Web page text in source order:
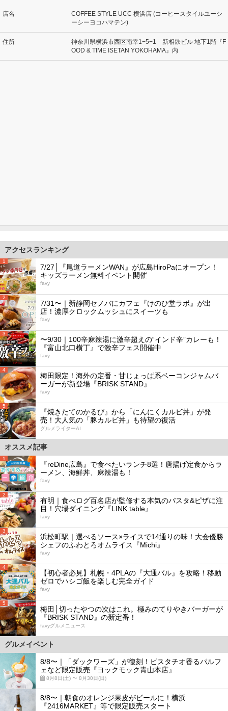
店名
COFFEE STYLE UCC 横浜店 (コーヒースタイルユーシ
ーシーヨコハマテン)
住所
神奈川県横浜市西区南幸1−5−1 新相鉄ビル 地下1階『F
OOD & TIME ISETAN YOKOHAMA』内
アクセスランキング
1
7/27│『尾道ラーメンWAN』が広島HiroPaにオープン！
キッズラーメン無料イベント開催
favy
2
7/31〜｜新静岡セノバにカフェ『けのひ堂ラボ』が出
店！濃厚クロックムッシュにスイーツも
favy
3
〜9/30｜100辛麻辣湯に激辛超えの“インド辛”カレーも！
『富山北口横丁』で激辛フェス開催中
favy
4
梅田限定！海外の定番・甘じょっぱ系ベーコンジャムバ
ーガーが新登場『BRISK STAND』
favy
5
『焼きたてのかるび』から「にんにくカルビ丼」が発
売！大人気の「豚カルビ丼」も待望の復活
グルメライターAI
オススメ記事
1
『reDine広島』で食べたいランチ8選！唐揚げ定食からラ
ーメン、海鮮丼、麻辣湯も！
favy
2
有明｜食べログ百名店が監修する本気のパスタ&ピザに注
目！穴場ダイニング『LINK table』
favy
3
浜松町駅｜選べるソース×ライスで14通りの味！大会優勝
シェフのふわとろオムライス『Michi』
favy
4
【初心者必見】札幌・4PLAの『大通バル』を攻略！移動
ゼロでハシゴ飯を楽しむ完全ガイド
favy
5
梅田│切ったやつの次はこれ。極みのてりやきバーガーが
『BRISK STAND』の新定番！
favyグルメニュース
グルメイベント
8/8〜｜「ダックワーズ」が復刻！ピスタチオ香るパルフ
ェなど限定販売『ヨックモック青山本店』
8月8日(土) 〜 8月30日(日)
8/8〜｜朝食のオレンジ果皮がビールに！横浜
『2416MARKET』等で限定販売スタート